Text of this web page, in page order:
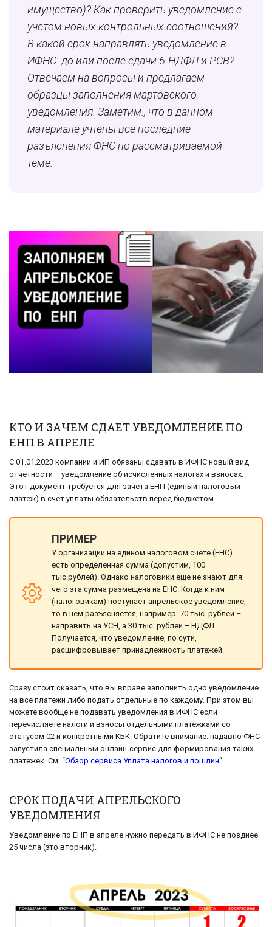
имущество)? Как проверить уведомление с
учетом новых контрольных соотношений?
В какой срок направлять уведомление в
ИФНС: до или после сдачи 6-НДФЛ и РСВ?
Отвечаем на вопросы и предлагаем
образцы заполнения мартовского
уведомления. Заметим., что в данном
материале учтены все последние
разъяснения ФНС по рассматриваемой
теме.
КТО И ЗАЧЕМ СДАЕТ УВЕДОМЛЕНИЕ ПО
ЕНП В АПРЕЛЕ
С 01.01.2023 компании и ИП обязаны сдавать в ИФНС новый вид
отчетности – уведомление об исчисленных налогах и взносах.
Этот документ требуется для зачета ЕНП (единый налоговый
платеж) в счет уплаты обязательств перед бюджетом.
ПРИМЕР
У организации на едином налоговом счете (ЕНС)
есть определенная сумма (допустим, 100
тыс.рублей). Однако налоговики еще не знают для
чего эта сумма размещена на ЕНС. Когда к ним
(налоговикам) поступает апрельское уведомление,
то в нем разъясняется, например: 70 тыс. рублей –
направить на УСН, а 30 тыс. рублей – НДФЛ.
Получается, что уведомление, по сути,
расшифровывает принадлежность платежей.
Сразу стоит сказать, что вы вправе заполнить одно уведомление
на все платежи либо подать отдельные по каждому. При этом вы
можете вообще не подавать уведомления в ИФНС если
перечисляете налоги и взносы отдельными платежками со
статусом 02 и конкретными КБК. Обратите внимание: надавно ФНС
запустила специальный онлайн-сервис для формирования таких
платежек. См. “Обзор сервиса Уплата налогов и пошлин“.
СРОК ПОДАЧИ АПРЕЛЬСКОГО
УВЕДОМЛЕНИЯ
Уведомление по ЕНП в апреле нужно передать в ИФНС не позднее
25 числа (это вторник).